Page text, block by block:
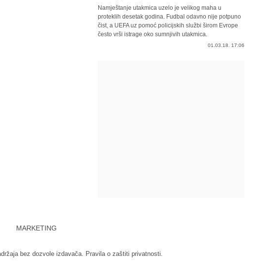
Namještanje utakmica uzelo je velikog maha u
proteklih desetak godina. Fudbal odavno nije potpuno
čist, a UEFA uz pomoć policijskih službi širom Evrope
često vrši istrage oko sumnjivih utakmica.
01.03.18. 17:06
MARKETING
bez dozvole izdavača. Pravila o zaštiti privatnosti.